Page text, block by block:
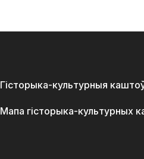
Гісторыка-культурныя
Мапа гісторыка-культурных